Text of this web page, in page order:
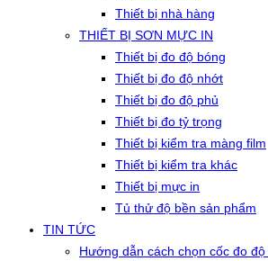
Thiết bị nhà hàng
THIẾT BỊ SƠN MỰC IN
Thiết bị đo độ bóng
Thiết bị đo độ nhớt
Thiết bị đo độ phủ
Thiết bị đo tỷ trọng
Thiết bị kiểm tra màng film
Thiết bị kiểm tra khác
Thiết bị mực in
Tủ thử độ bền sản phẩm
TIN TỨC
Hướng dẫn cách chọn cốc đo